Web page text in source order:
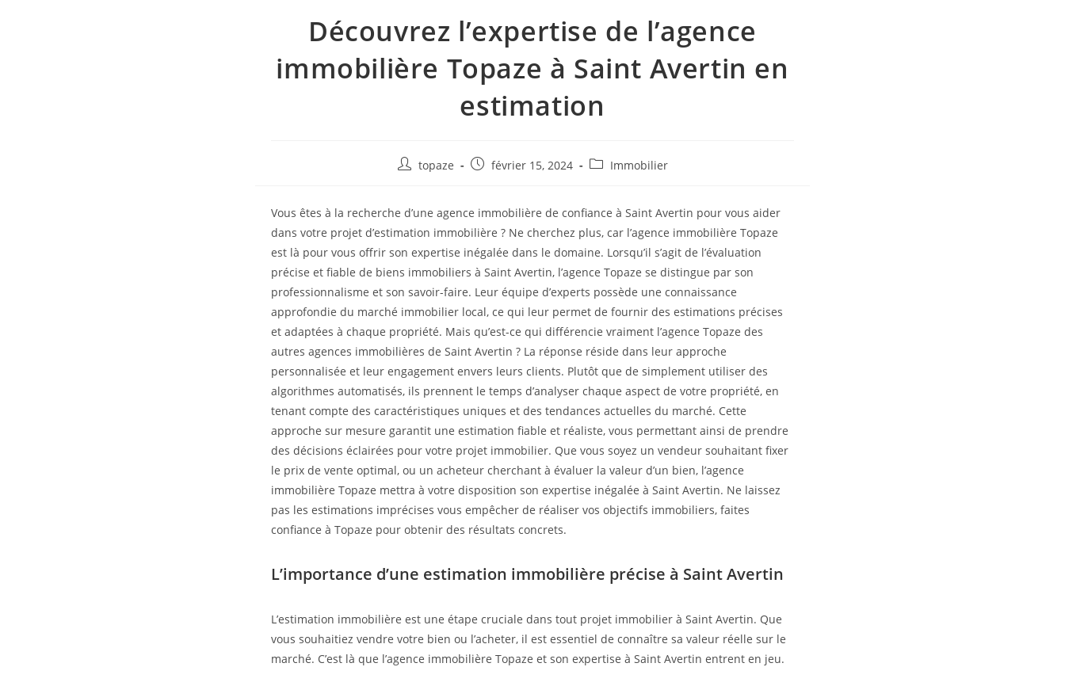
Découvrez l’expertise de l’agence
immobilière Topaze à Saint Avertin en
estimation
Auteur/autrice
publication :
topaze
Publication
février 15, 2024
Post Immobilier
Vous êtes à la recherche d’une agence immobilière de confiance à Saint Avertin pour vous aider
dans votre projet d’estimation immobilière ? Ne cherchez plus, car l’agence immobilière Topaze
est là pour vous offrir son expertise inégalée dans le domaine. Lorsqu’il s’agit de l’évaluation
précise et fiable de biens immobiliers à Saint Avertin, l’agence Topaze se distingue par son
professionnalisme et son savoir-faire. Leur équipe d’experts possède une connaissance
approfondie du marché immobilier local, ce qui leur permet de fournir des estimations précises
et adaptées à chaque propriété. Mais qu’est-ce qui différencie vraiment l’agence Topaze des
autres agences immobilières de Saint Avertin ? La réponse réside dans leur approche
personnalisée et leur engagement envers leurs clients. Plutôt que de simplement utiliser des
algorithmes automatisés, ils prennent le temps d’analyser chaque aspect de votre propriété, en
tenant compte des caractéristiques uniques et des tendances actuelles du marché. Cette
approche sur mesure garantit une estimation fiable et réaliste, vous permettant ainsi de prendre
des décisions éclairées pour votre projet immobilier. Que vous soyez un vendeur souhaitant fixer
le prix de vente optimal, ou un acheteur cherchant à évaluer la valeur d’un bien, l’agence
immobilière Topaze mettra à votre disposition son expertise inégalée à Saint Avertin. Ne laissez
pas les estimations imprécises vous empêcher de réaliser vos objectifs immobiliers, faites
confiance à Topaze pour obtenir des résultats concrets.
L’importance d’une estimation immobilière précise à Saint Avertin
L’estimation immobilière est une étape cruciale dans tout projet immobilier à Saint Avertin. Que
vous souhaitiez vendre votre bien ou l’acheter, il est essentiel de connaître sa valeur réelle sur le
marché. C’est là que l’agence immobilière Topaze et son expertise à Saint Avertin entrent en jeu.